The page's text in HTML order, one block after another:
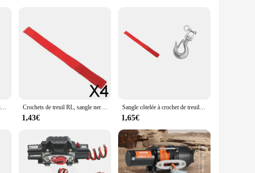
ensure that your snow plow remains firmly in place, even when
reliable in the coldest climates. Whether you're clearing snow in
can trust.
Sangle côtelée à crochet de treuil rouge + mousquetons à ressort lointain en acier inoxydable 304, clip de gréement Crochets de treuil RL, sangle nervurée, treuil droit vers le bas, sangles de remorque rapDuty, ULrouge, outil nervuré, pièces de treuil RL, 4 pièces
1,43€
Sangle côtelée à crochet de treuil rouge + mousquetons à ressort lointain en acier inoxydable 304, clip de gréement
1,65€